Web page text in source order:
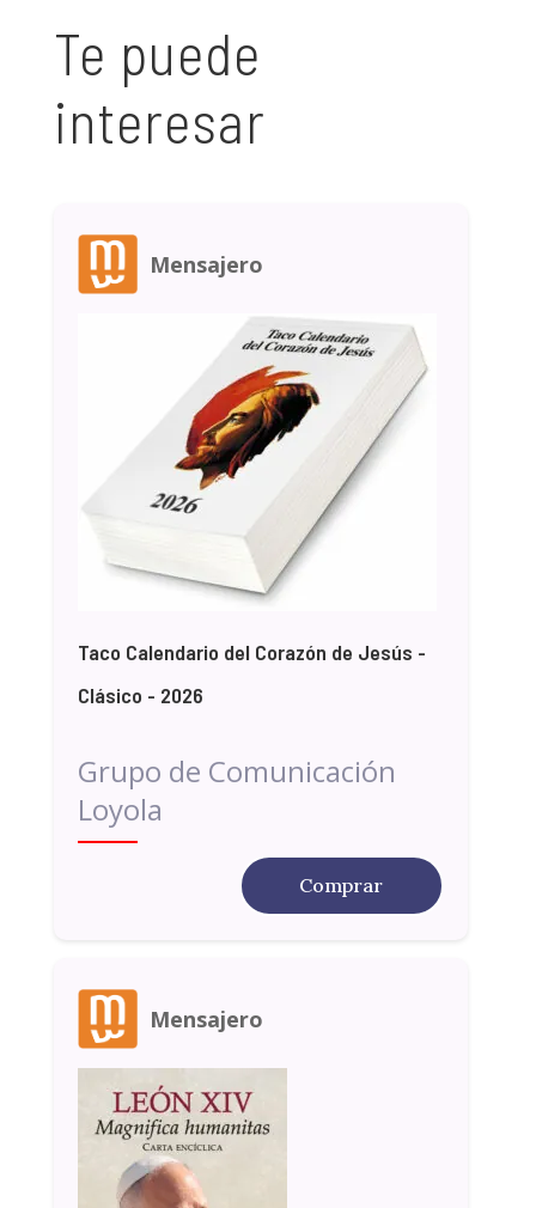
Te puede
interesar
Mensajero
Taco Calendario del Corazón de Jesús -
Clásico - 2026
Grupo de Comunicación
Loyola
Comprar
Mensajero